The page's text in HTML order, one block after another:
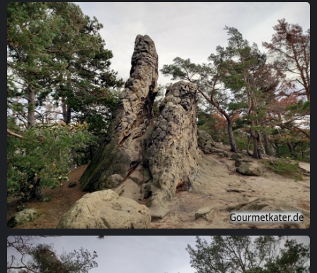
verwachsener Baum Baumwurzeln
Felsen